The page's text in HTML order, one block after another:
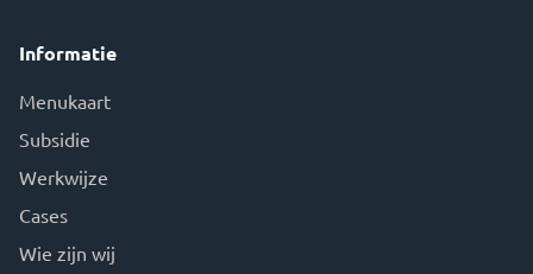
Informatie
Menukaart
Subsidie
Werkwijze
Cases
Wie zijn wij